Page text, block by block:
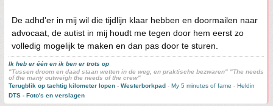
De adhd'er in mij wil die tijdlijn klaar hebben en doormailen naar
advocaat, de autist in mij houdt me tegen door hem eerst zo
volledig mogelijk te maken en dan pas door te sturen.
Ik heb er één en ik ben er trots op
"Tussen droom en daad staan wetten in de weg, en praktische bezwaren" "The needs
of the many outweigh the needs of the crew"
Terugblik op tachtig kilometer lopen - Westerborkpad - My 5 minutes of fame - Heldin
DTS - Foto's en verslagen